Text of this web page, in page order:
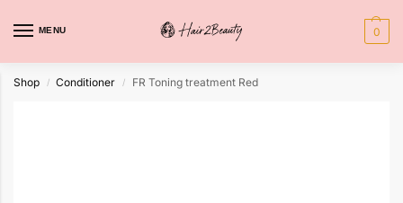
MENU 0
Shop / Conditioner / FR Toning treatment Red